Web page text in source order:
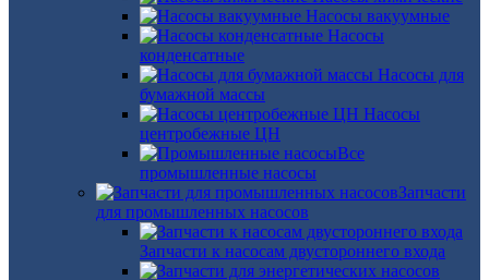
Насосы вакуумные
Насосы
конденсатные
Насосы для
бумажной массы
Насосы
центробежные ЦН
Все
промышленные насосы
Запчасти
для промышленных насосов
Запчасти к насосам двустороннего входа